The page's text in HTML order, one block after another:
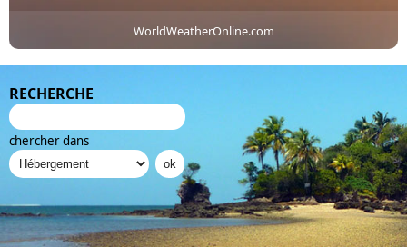
WorldWeatherOnline.com
RECHERCHE
chercher dans